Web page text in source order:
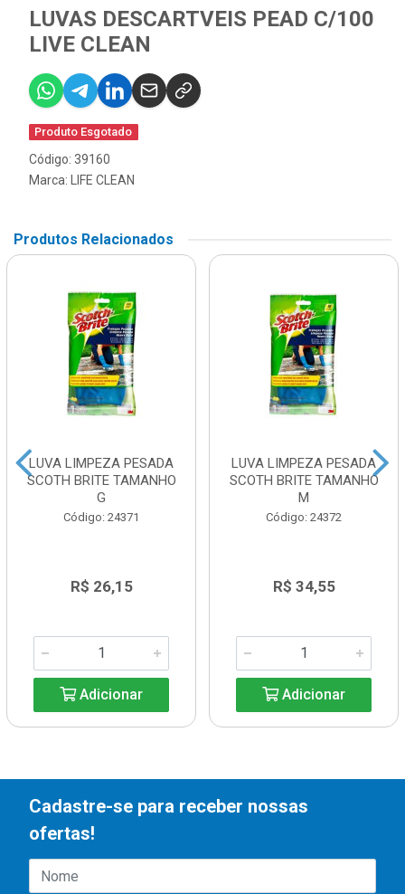
LUVAS DESCARTVEIS PEAD C/100
LIVE CLEAN
Produto Esgotado
Código: 39160
Marca:
LIFE CLEAN
Produtos Relacionados
LUVA LIMPEZA PESADA
SCOTH BRITE TAMANHO
G
Código: 24371
R$ 26,15
Adicionar
LUVA LIMPEZA PESADA
SCOTH BRITE TAMANHO
M
Código: 24372
R$ 34,55
Adicionar
Cadastre-se para receber nossas
ofertas!